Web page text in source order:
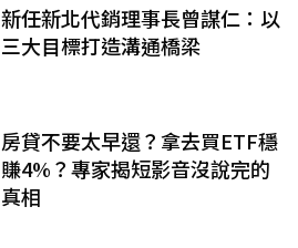
新任新北代銷理事長曾謀仁：以
三大目標打造溝通橋梁
房貸不要太早還？拿去買ETF穩
賺4%？專家揭短影音沒說完的
真相